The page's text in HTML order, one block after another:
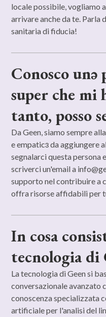
locale possibile, vogliamo
arrivare anche da te. Parla
sanitaria di fiducia!
Conosco unə
super che mi
tanto, posso
Da Geen, siamo sempre
e empaticɜ da aggiungere
segnalarci questa persona
scriverci un'email a
supporto nel contribuire a
offra risorse affidabili per
In cosa
tecnologia di
La tecnologia di Geen si
conversazionale avanzato
conoscenza specializzata
artificiale per l'analisi del